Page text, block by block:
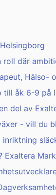
roll där
Hälso-
till åk 6-9 på
del av
- vill du
Exaltera